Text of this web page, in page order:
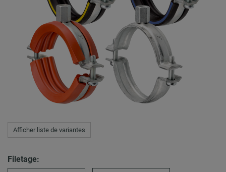
Afficher liste de variantes
Filetage: